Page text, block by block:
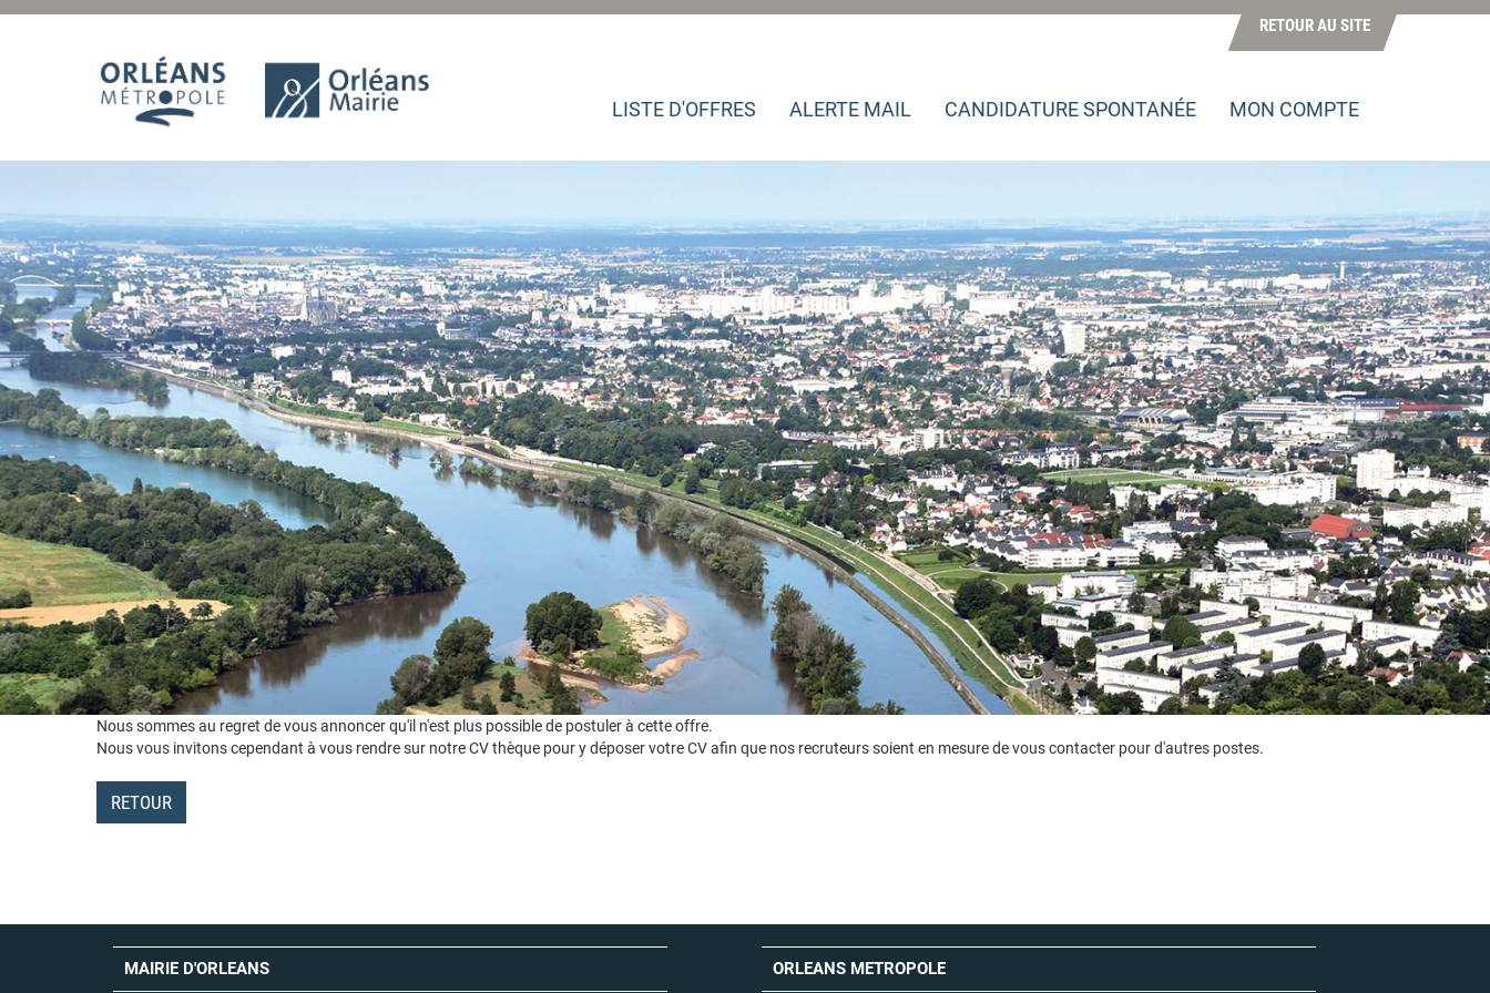
RETOUR AU SITE
LISTE D'OFFRES ALERTE MAIL CANDIDATURE SPONTANÉE MON COMPTE
Nous sommes au regret de vous annoncer qu'il n'est plus possible de postuler à cette offre.
Nous vous invitons cependant à vous rendre sur notre CV thèque pour y déposer votre CV afin que nos recruteurs soient en mesure de vous contacter pour d'autres postes.
RETOUR
MAIRIE D'ORLEANS ORLEANS METROPOLE
Panneau de gestion des cookies